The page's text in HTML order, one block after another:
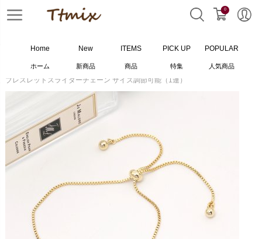
0
Home
ホーム
New
新商品
ITEMS
商品
PICK UP
特集
POPULAR
人気商品
> ブレスレット>
ブレスレットスライダーチェーン サイズ調節可能（1連）